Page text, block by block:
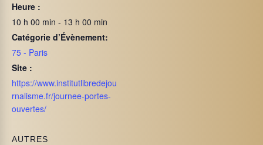
Heure :
10 h 00 min - 13 h 00 min
Catégorie d’Évènement:
75 - Paris
Site :
https://www.institutlibredejou
rnalisme.fr/journee-portes-
ouvertes/
AUTRES